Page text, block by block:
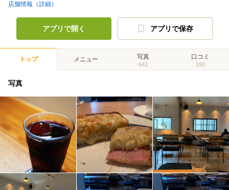
店舗情報（詳細）
アプリで開く アプリで保存
トップ メニュー 写真
642
口コミ
190
写真